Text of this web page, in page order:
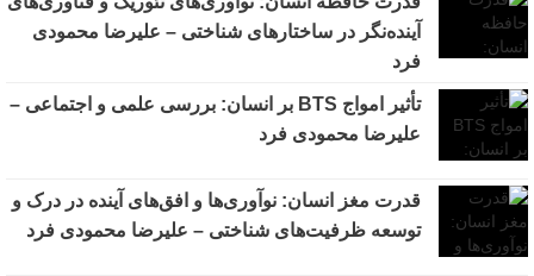
آینده‌نگر در ساختارهای شناختی – علیرضا محمودی
فرد
تأثیر امواج BTS بر انسان: بررسی علمی و اجتماعی –
علیرضا محمودی فرد
قدرت مغز انسان: نوآوری‌ها و افق‌های آینده در درک و
توسعه ظرفیت‌های شناختی – علیرضا محمودی فرد